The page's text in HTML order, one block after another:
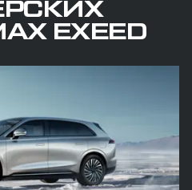
EXEED